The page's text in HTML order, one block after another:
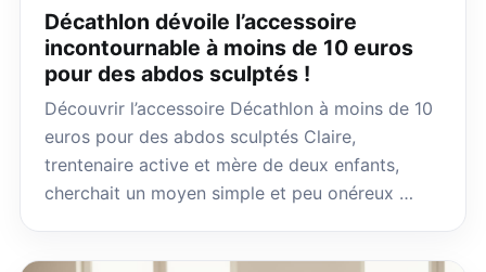
Décathlon dévoile l’accessoire
incontournable à moins de 10 euros
pour des abdos sculptés !
Découvrir l’accessoire Décathlon à moins de 10
euros pour des abdos sculptés Claire,
trentenaire active et mère de deux enfants,
cherchait un moyen simple et peu onéreux …